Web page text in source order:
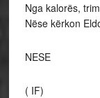
Nga kalorës,
Nëse kërkon
NESE
( IF)